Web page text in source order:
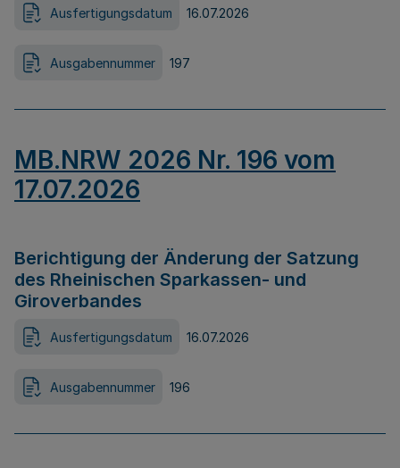
Ausfertigungsdatum 16.07.2026
Ausgabennummer 197
MB.NRW 2026 Nr. 196 vom
17.07.2026
Berichtigung der Änderung der Satzung
des Rheinischen Sparkassen- und
Giroverbandes
Ausfertigungsdatum 16.07.2026
Ausgabennummer 196